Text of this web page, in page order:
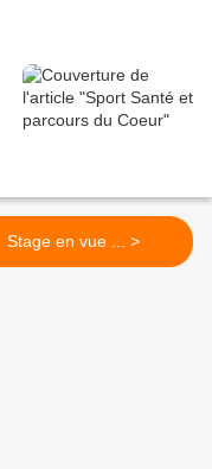
Stage en vue ... >